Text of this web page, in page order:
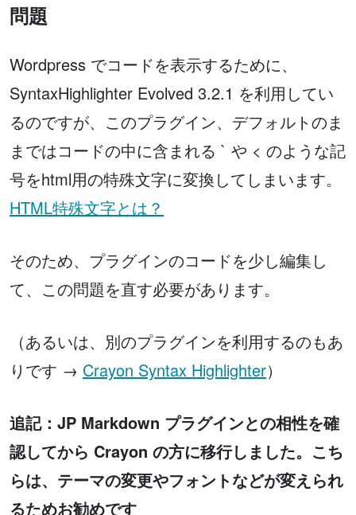
wordpress, SyntaxHighlighter
問題
Wordpress でコードを表示するために、
SyntaxHighlighter Evolved 3.2.1 を利用してい
るのですが、このプラグイン、デフォルトのま
まではコードの中に含まれる ` や < のような記
号をhtml用の特殊文字に変換してしまいます。
HTML特殊文字とは？
そのため、プラグインのコードを少し編集し
て、この問題を直す必要があります。
（あるいは、別のプラグインを利用するのもあ
りです → Crayon Syntax Highlighter）
追記：JP Markdown プラグインとの相性を確
認してから Crayon の方に移行しました。こち
らは、テーマの変更やフォントなどが変えられ
るためお勧めです